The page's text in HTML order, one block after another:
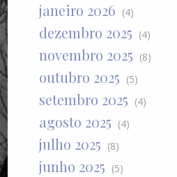
janeiro 2026 (4)
dezembro 2025 (4)
novembro 2025 (8)
outubro 2025 (5)
setembro 2025 (4)
agosto 2025 (4)
julho 2025 (8)
junho 2025 (5)